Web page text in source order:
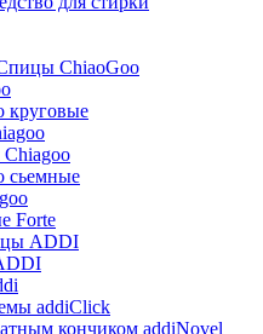
ChiaoGoo
круговые
сьемные
Forte
ADDI
addiClick
кончиком addiNovel